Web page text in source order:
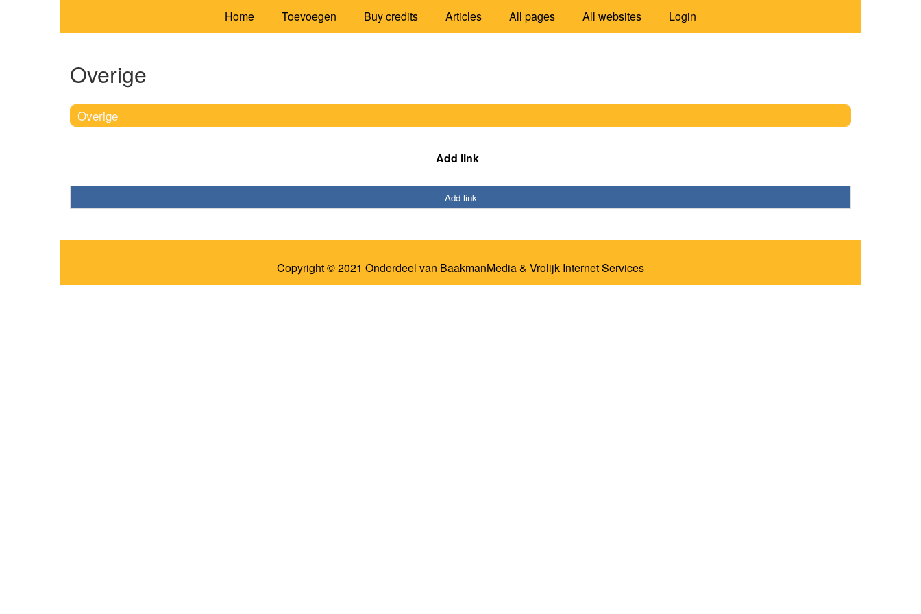
Home Toevoegen Buy credits Articles All pages All websites Login
Overige
Overige
Add link
Add link
Copyright © 2021 Onderdeel van BaakmanMedia& Vrolijk Internet Services